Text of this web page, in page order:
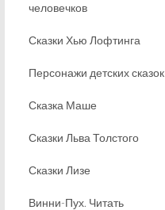
человечков
Сказки Хью Лофтинга
Персонажи детских сказок
Сказка Маше
Сказки Льва Толстого
Сказки Лизе
Винни-Пух. Читать